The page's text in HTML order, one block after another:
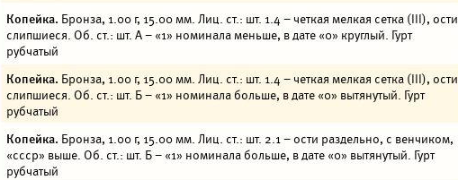
Копейка. Бронза, 1.00 г, 15.00 мм. Лиц. ст.: шт. 1.4 – четкая мелкая сетка (III), ости
слипшиеся. Об. ст.: шт. А – «1» номинала меньше, в дате «0» круглый. Гурт
рубчатый
Копейка. Бронза, 1.00 г, 15.00 мм. Лиц. ст.: шт. 1.4 – четкая мелкая сетка (III), ости
слипшиеся. Об. ст.: шт. Б – «1» номинала больше, в дате «0» вытянутый. Гурт
рубчатый
Копейка. Бронза, 1.00 г, 15.00 мм. Лиц. ст.: шт. 2.1 – ости раздельно, с венчиком,
«ссср» выше. Об. ст.: шт. Б – «1» номинала больше, в дате «0» вытянутый. Гурт
рубчатый